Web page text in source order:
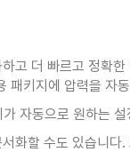
더 빠르고 정확
키지에 압력을
자동으로 원하는
할 수도 있습니